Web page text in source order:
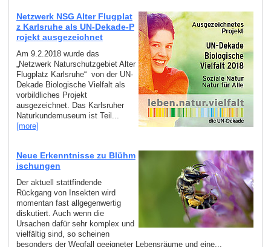
Netzwerk NSG Alter Flugplat
z Karlsruhe als UN-Dekade-P
rojekt ausgezeichnet
Am 9.2.2018 wurde das
„Netzwerk Naturschutzgebiet Alter
Flugplatz Karlsruhe“ von der UN-
Dekade Biologische Vielfalt als
vorbildliches Projekt
ausgezeichnet. Das Karlsruher
Naturkundemuseum ist Teil...
[more]
Neue Erkenntnisse zu Blühm
ischungen
Der aktuell stattfindende
Rückgang von Insekten wird
momentan fast allgegenwertig
diskutiert. Auch wenn die
Ursachen dafür sehr komplex und
vielfältig sind, so scheinen
besonders der Wegfall geeigneter Lebensräume und eine...